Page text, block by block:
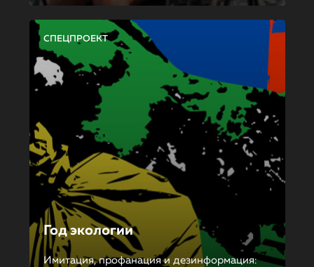
СПЕЦПРОЕКТ
Год экологии
Имитация, профанация и дезинформация: